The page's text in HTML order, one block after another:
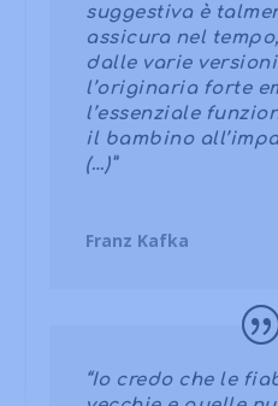
suggestiva è
assicura nel
dalle varie
l’originaria forte
l’essenziale
il bambino
(…)”
Franz Kafka
“Io credo che le